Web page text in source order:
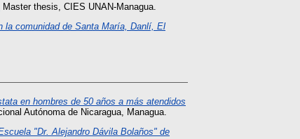
Master thesis, CIES UNAN-Managua.
la comunidad de Santa María, Danlí, El
en hombres de 50 años a más atendidos
Autónoma de Nicaragua, Managua.
"Dr. Alejandro Dávila Bolaños" de